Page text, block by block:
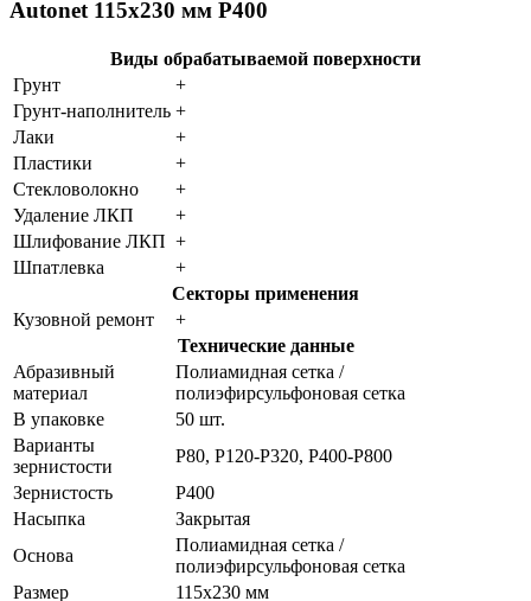
Autonet 115х230 мм P400
Виды обрабатываемой поверхности
Грунт
+
Грунт-наполнитель +
Лаки
+
Пластики
+
Стекловолокно
+
Удаление ЛКП
+
Шлифование ЛКП +
Шпатлевка
+
Секторы применения
Кузовной ремонт
+
Технические данные
Абразивный
материал
Полиамидная сетка /
полиэфирсульфоновая сетка
В упаковке
50 шт.
Варианты
зернистости
P80, P120-P320, P400-P800
Зернистость
P400
Насыпка
Закрытая
Основа
Полиамидная сетка /
полиэфирсульфоновая сетка
Размер
115x230 мм